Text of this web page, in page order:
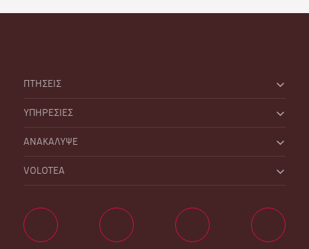
ΠΤΗΣΕΙΣ
ΥΠΗΡΕΣΙΕΣ
ΑΝΑΚΑΛΥΨΕ
VOLOTEA